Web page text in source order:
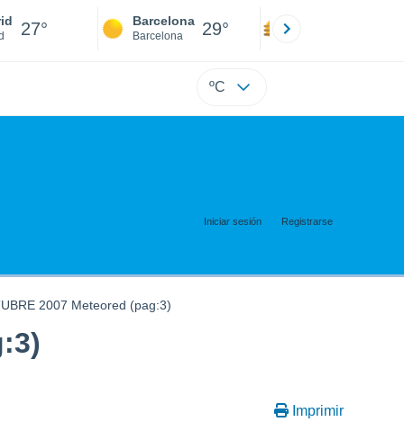
27° Barcelona
Barcelona 29°
ºC
Iniciar sesión Registrarse
2007 Meteored (pag:3)
Imprimir